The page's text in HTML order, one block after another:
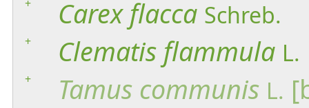
+ Carex flacca Schreb.
+ Clematis flammula L.
+ Tamus communis L.